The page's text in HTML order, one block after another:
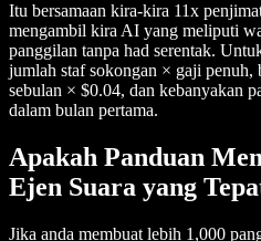
Itu bersamaan kira-kira 11x
mengambil kira AI yang meliputi
panggilan tanpa had serentak.
jumlah staf sokongan × gaji penuh,
sebulan × $0.04, dan kebanyakan
dalam bulan pertama.
Apakah Panduan
Ejen Suara yang
Jika anda membuat lebih 1,000